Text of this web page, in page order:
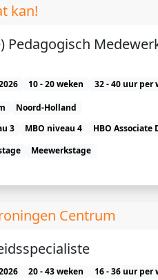
kan!
Pedagogisch
10 - 20 weken
32 - 40 uur per
Noord-Holland
3
MBO niveau 4 HBO Associate
Meewerkstage
Centrum
20 - 43 weken
16 - 36 uur per